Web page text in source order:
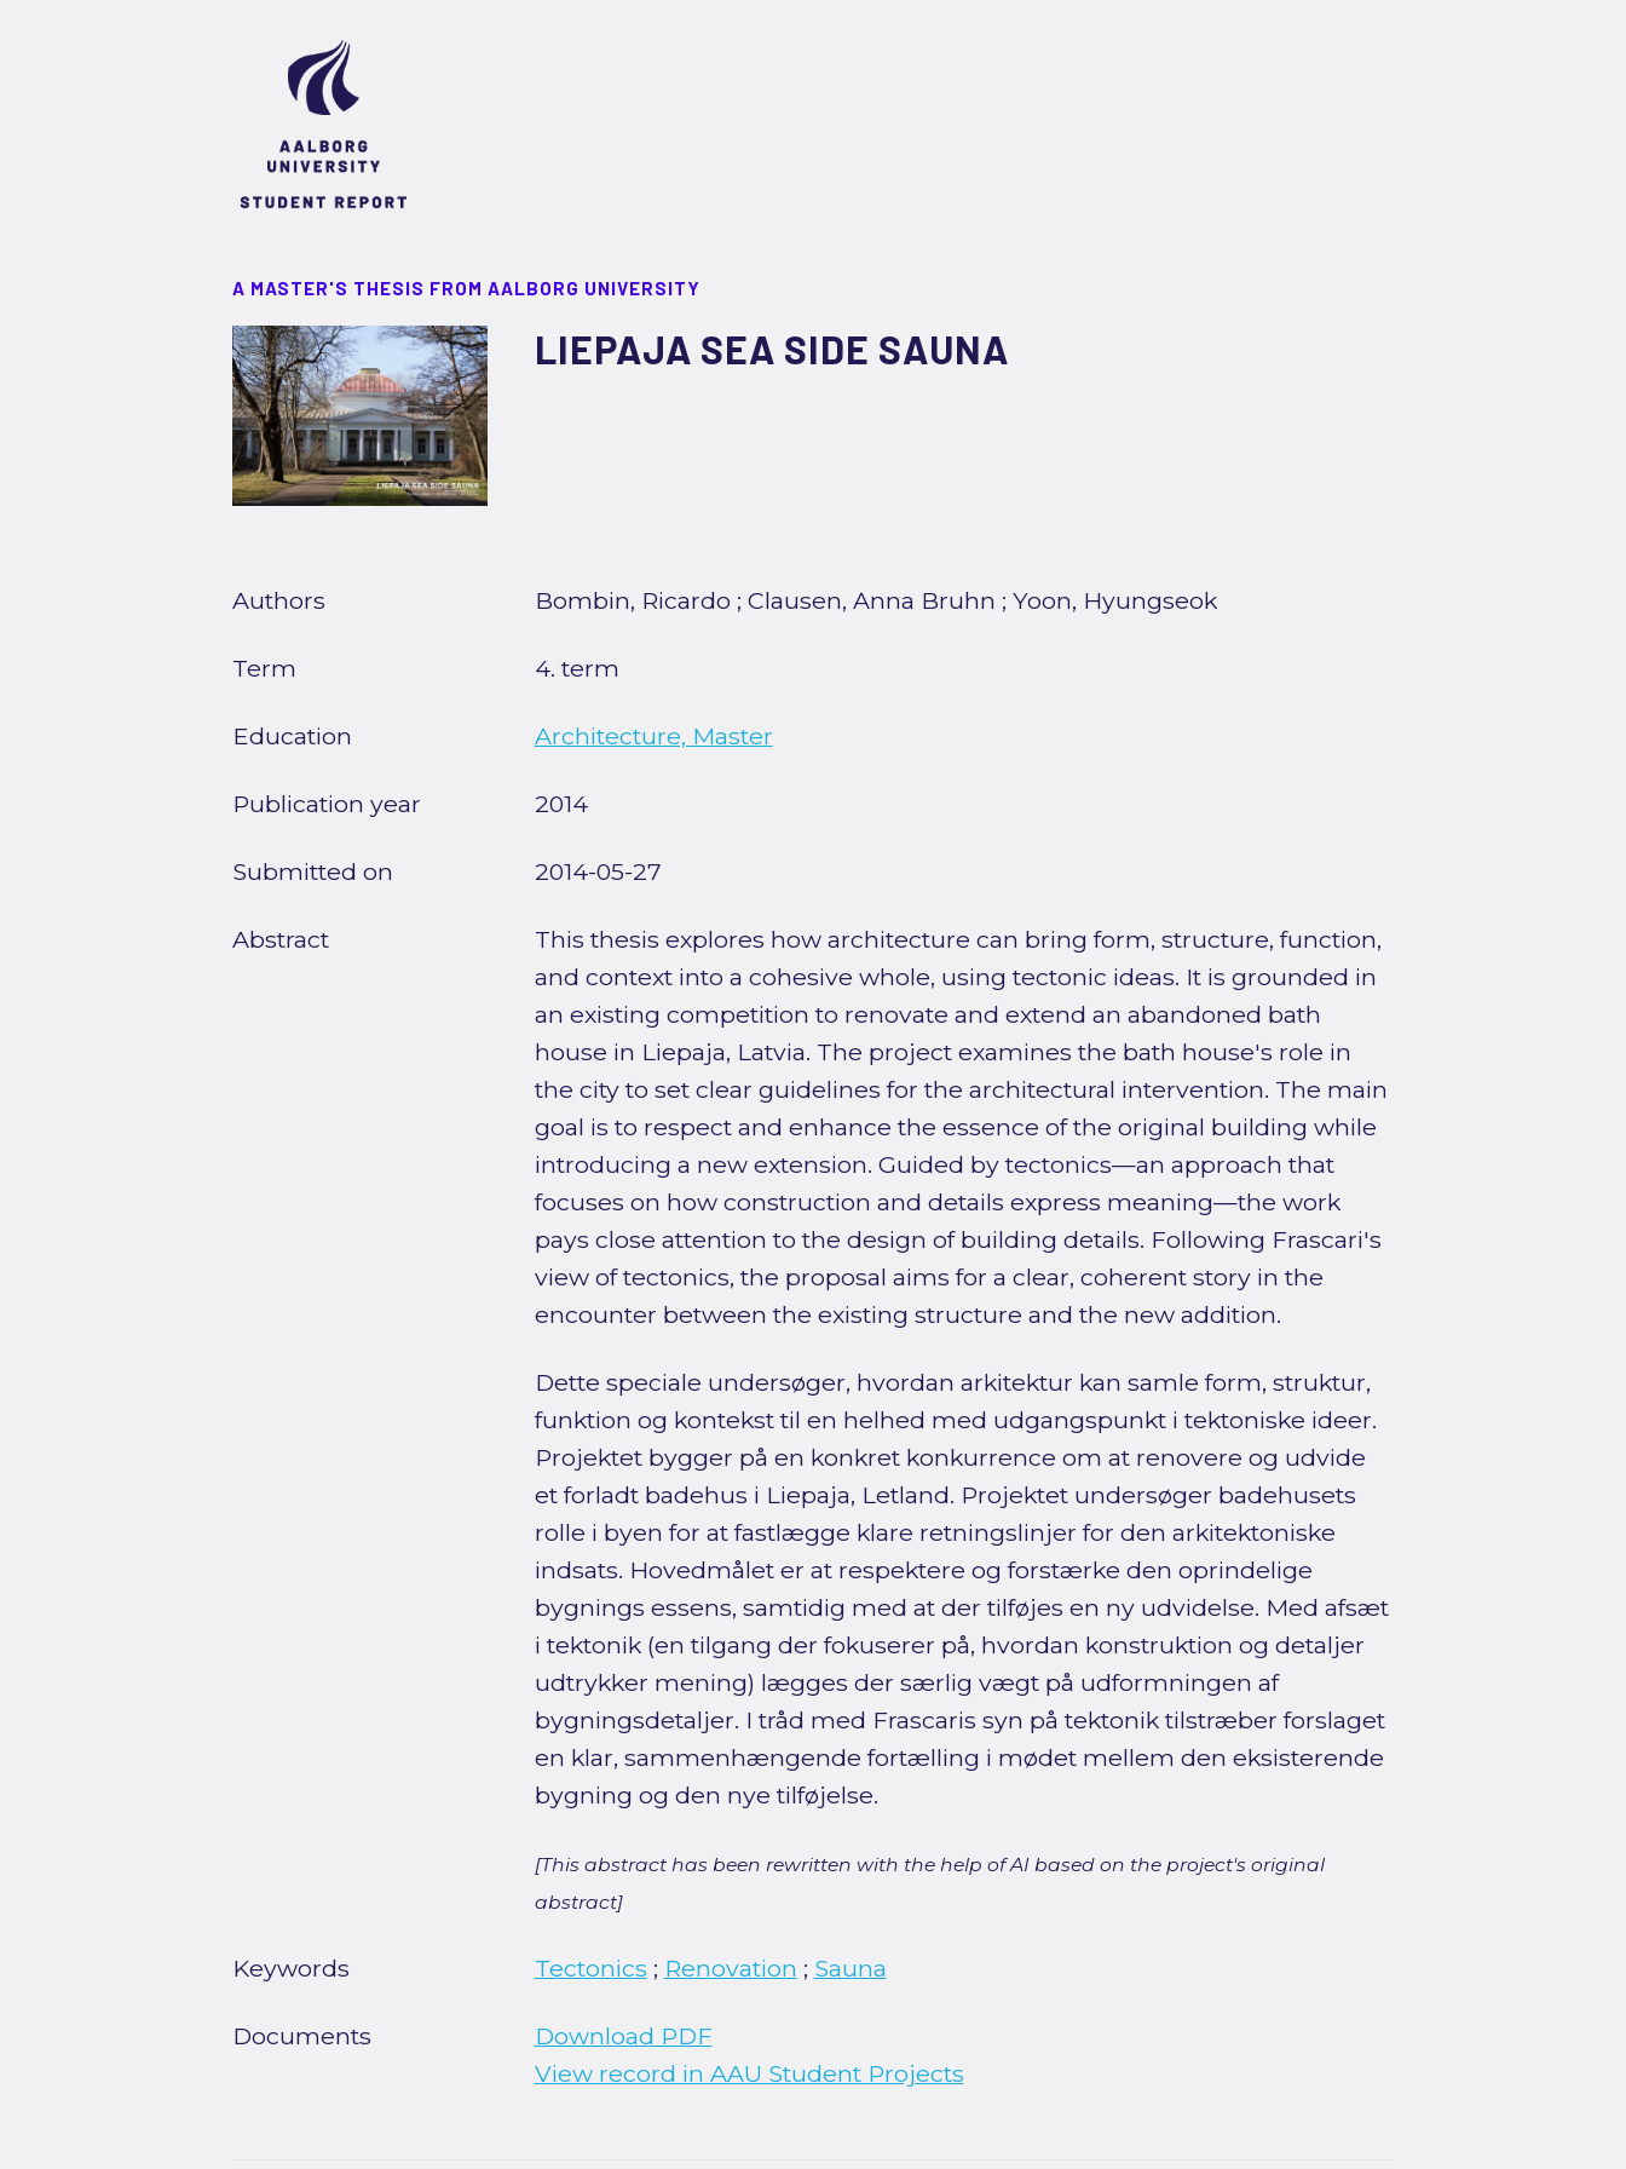
A MASTER'S THESIS FROM AALBORG UNIVERSITY
LIEPAJA SEA SIDE SAUNA
Authors Bombin, Ricardo ; Clausen, Anna Bruhn ; Yoon, Hyungseok
Term 4. term
Education Architecture, Master
Publication year 2014
Submitted on 2014-05-27
Abstract
This thesis explores how architecture can bring form, structure, function,
and context into a cohesive whole, using tectonic ideas. It is grounded in
an existing competition to renovate and extend an abandoned bath
house in Liepaja, Latvia. The project examines the bath house's role in
the city to set clear guidelines for the architectural intervention. The main
goal is to respect and enhance the essence of the original building while
introducing a new extension. Guided by tectonics—an approach that
focuses on how construction and details express meaning—the work
pays close attention to the design of building details. Following Frascari's
view of tectonics, the proposal aims for a clear, coherent story in the
encounter between the existing structure and the new addition.
Dette speciale undersøger, hvordan arkitektur kan samle form, struktur,
funktion og kontekst til en helhed med udgangspunkt i tektoniske ideer.
Projektet bygger på en konkret konkurrence om at renovere og udvide
et forladt badehus i Liepaja, Letland. Projektet undersøger badehusets
rolle i byen for at fastlægge klare retningslinjer for den arkitektoniske
indsats. Hovedmålet er at respektere og forstærke den oprindelige
bygnings essens, samtidig med at der tilføjes en ny udvidelse. Med afsæt
i tektonik (en tilgang der fokuserer på, hvordan konstruktion og detaljer
udtrykker mening) lægges der særlig vægt på udformningen af
bygningsdetaljer. I tråd med Frascaris syn på tektonik tilstræber forslaget
en klar, sammenhængende fortælling i mødet mellem den eksisterende
bygning og den nye tilføjelse.
[This abstract has been rewritten with the help of AI based on the project's original
abstract]
Keywords Tectonics ; Renovation ; Sauna
Documents
Download PDF
View record in AAU Student Projects